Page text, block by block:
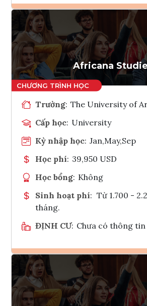
Ghi danh
Tham vấn
Africana
Trường: The University of
Cấp học: University
Kỳ nhập học: Jan,May,Sep
Học phí: 39,950 USD
Học bổng: Không
Sinh hoạt phí: Từ 1.700 -
tháng.
ĐỊNH CƯ: Chưa có thông tin
Ghi danh
Tham vấn